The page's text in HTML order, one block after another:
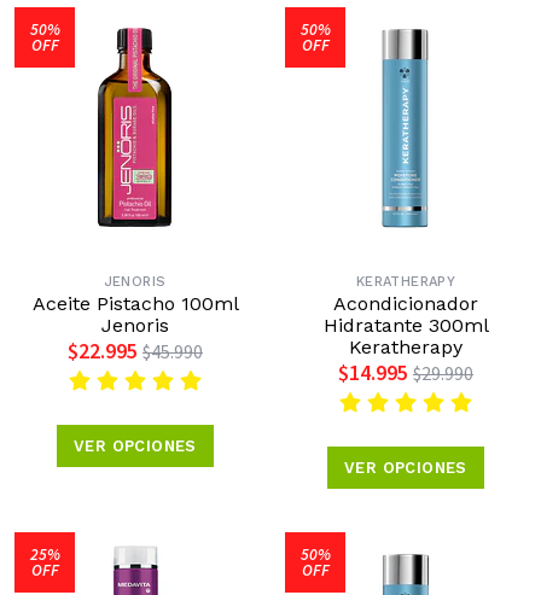
50%
OFF
JENORIS
Aceite Pistacho 100ml
Jenoris
$22.995 $45.990
VER OPCIONES
50%
OFF
KERATHERAPY
Acondicionador
Hidratante 300ml
Keratherapy
$14.995 $29.990
VER OPCIONES
25%
OFF
50%
OFF